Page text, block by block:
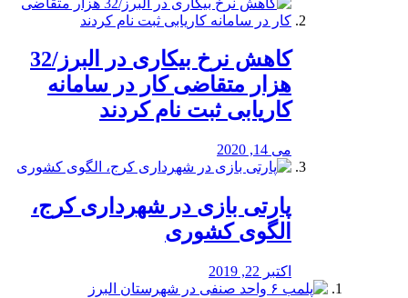
کاهش نرخ بیکاری در البرز/32
هزار متقاضی کار در سامانه
کاریابی ثبت نام کردند
می 14, 2020
پارتی بازی در شهرداری کرج،
الگوی کشوری
اکتبر 22, 2019